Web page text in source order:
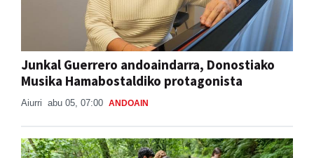
Junkal Guerrero andoaindarra, Donostiako
Musika Hamabostaldiko protagonista
Aiurri abu 05, 07:00 ANDOAIN